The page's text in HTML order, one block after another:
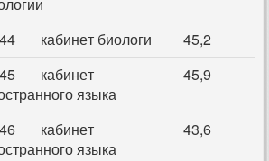
кабинет биологи
45,2
кабинет
языка
45,9
кабинет
языка
43,6